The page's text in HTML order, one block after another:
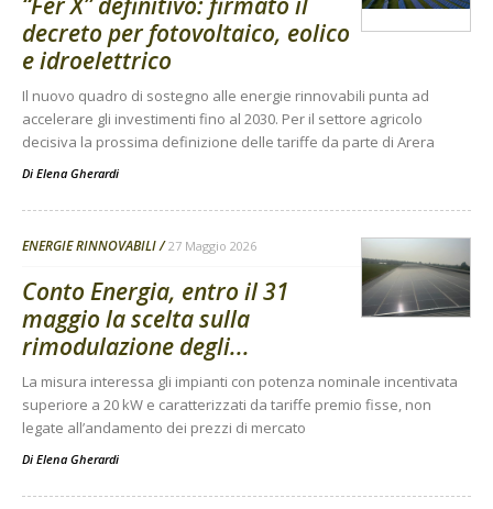
decreto per fotovoltaico, eolico
e idroelettrico
Il nuovo quadro di sostegno alle energie rinnovabili punta ad
accelerare gli investimenti fino al 2030. Per il settore agricolo
decisiva la prossima definizione delle tariffe da parte di Arera
Di Elena Gherardi
ENERGIE RINNOVABILI 27 Maggio 2026
Conto Energia, entro il 31
maggio la scelta sulla
rimodulazione degli...
La misura interessa gli impianti con potenza nominale incentivata
superiore a 20 kW e caratterizzati da tariffe premio fisse, non
legate all’andamento dei prezzi di mercato
Di Elena Gherardi